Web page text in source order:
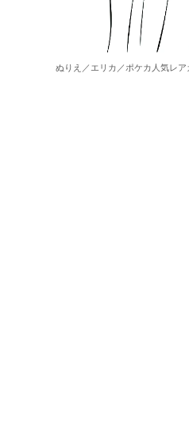
ぬりえ／エリカ／ポケカ人気レ